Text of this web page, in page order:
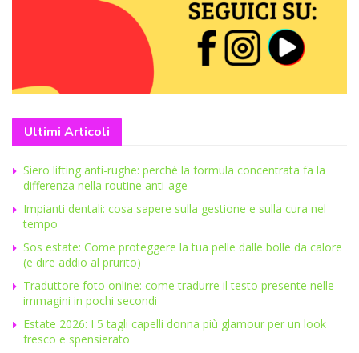
Ultimi Articoli
Siero lifting anti-rughe: perché la formula concentrata fa la
differenza nella routine anti-age
Impianti dentali: cosa sapere sulla gestione e sulla cura nel
tempo
Sos estate: Come proteggere la tua pelle dalle bolle da calore
(e dire addio al prurito)
Traduttore foto online: come tradurre il testo presente nelle
immagini in pochi secondi
Estate 2026: I 5 tagli capelli donna più glamour per un look
fresco e spensierato